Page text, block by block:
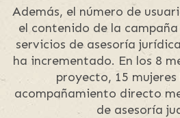
Además, el número de
el contenido de la
servicios de asesoría
ha incrementado. En los 8
proyecto, 15
acompañamiento directo
de asesoría